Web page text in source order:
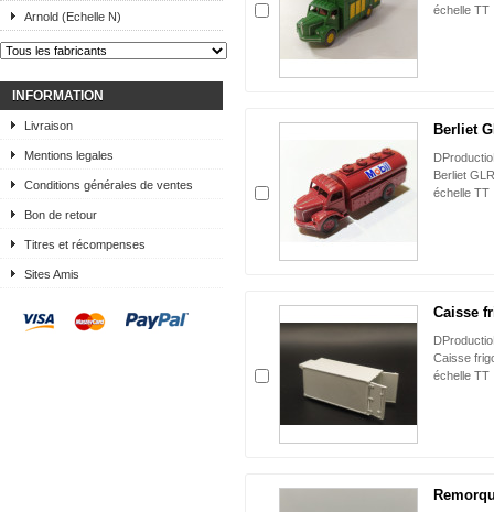
Arnold (Echelle N)
INFORMATION
Livraison
Mentions legales
Conditions générales de ventes
Bon de retour
Titres et récompenses
Sites Amis
échelle TT
Berliet
Berliet
échelle TT
Caisse
Caisse
échelle TT